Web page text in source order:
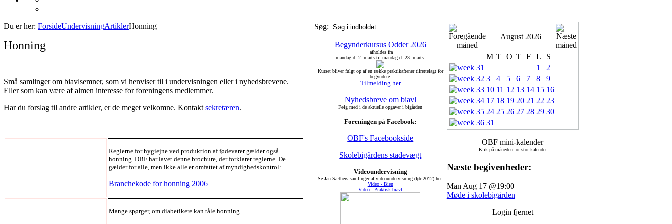
Du er her: ForsideUndervisningArtiklerHonning
Honning
Små samlinger om biavlsemner, som vi henviser til i undervisningen eller i nyhedsbrevene.
Eller som kan være af almen interesse for foreningens medlemmer.
Har du forslag til andre artikler, er de meget velkomne. Kontakt sekretæren.
Reglerne for hygiejne ved produktion af fødevarer gælder også
honning. DBF har lavet denne brochure, der forklarer reglerne. De
gælder for alle, men ikke alle er omfattet af myndighedskontrol:
Branchekode for honning 2006
Mange spørger, om diabetikere kan tåle honning.
Søg:
Begynderkursus Odder 2026
afholdes fra
mandag d. 2. marts til mandag d. 23. marts.
Kurset bliver fulgt op af en række praktikaftener tilrettelagt for
begyndere.
Tilmelding her
Nyhedsbreve om biavl
Følg med i de aktuelle opgaver i bigården
Foreningen på Facebook:
OBF's Facebookside
Skolebigårdens stadevægt
Videoundervisning
Se Jan Sæthers samlinger af videoundervisning (før2012) her:
Video - Bien
Video - Praktisk biavl
August 2026
M T O T F L
S
1
2
3
4 5 6 7 8
9
10 11 12 13 14 15 16
17 18 19 20 21 22 23
24 25 26 27 28 29 30
31
OBF mini-kalender
Klik på måneden for stor kalender
Næste begivenheder:
Man Aug 17 @19:00
Møde i skolebigården
Login fjernet